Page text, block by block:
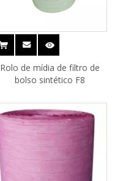
Rolo de mídia de filtro de
bolso sintético F8